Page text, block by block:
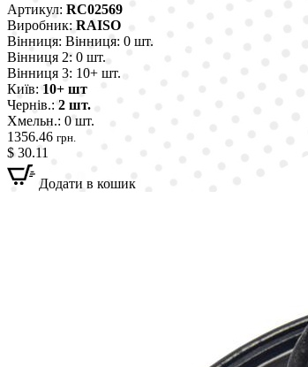
Артикул: RC02569
Виробник: RAISO
Вінниця: Вінниця: 0 шт.
Вінниця 2: 0 шт.
Вінниця 3: 10+ шт.
Київ: 10+ шт
Чернів.: 2 шт.
Хмельн.: 0 шт.
1356.46 грн.
$ 30.11
Додати в кошик